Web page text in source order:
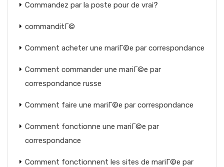
Commandez par la poste pour de vrai?
commanditГ©
Comment acheter une mariГ©e par correspondance
Comment commander une mariГ©e par
correspondance russe
Comment faire une mariГ©e par correspondance
Comment fonctionne une mariГ©e par
correspondance
Comment fonctionnent les sites de mariГ©e par